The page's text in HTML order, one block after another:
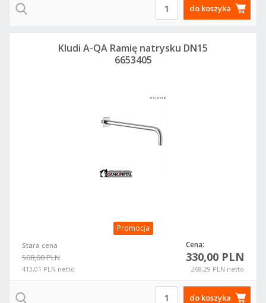
do koszyka
Promocja
Stara cena
508,00 PLN
413,01 PLN netto
Cena:
330,00 PLN
268,29 PLN netto
Kludi A-QA Ramię natrysku DN15
6653405
do koszyka